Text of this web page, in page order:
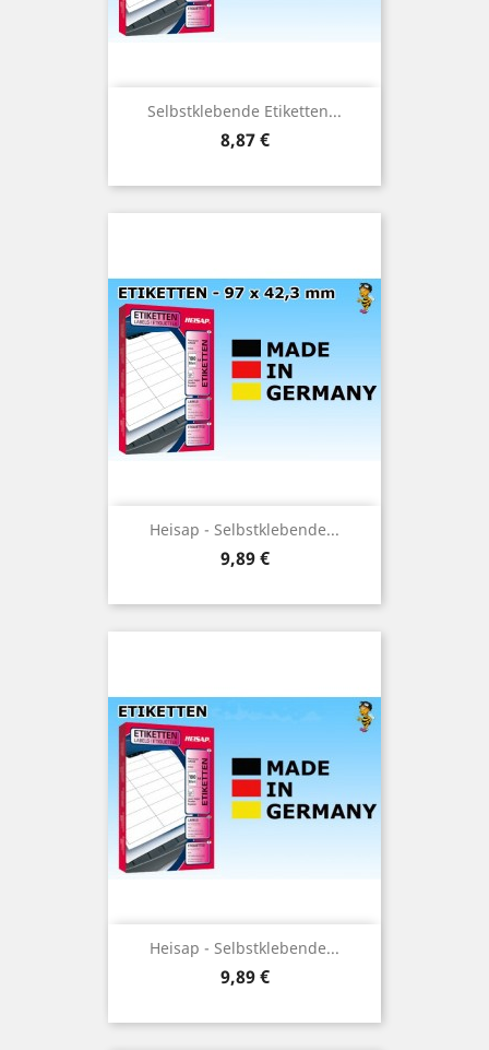
Selbstklebende Etiketten...
Preis
8,87 €
Heisap - Selbstklebende...
Preis
9,89 €
Heisap - Selbstklebende...
Preis
9,89 €